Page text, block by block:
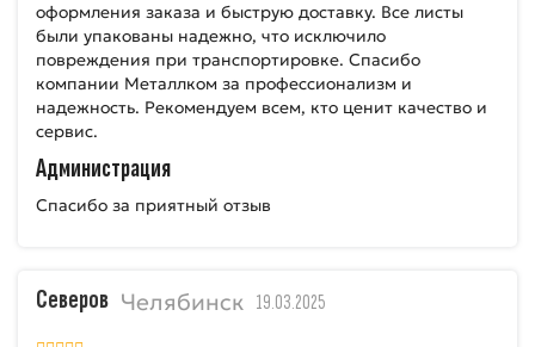
оформления заказа и быструю доставку. Все листы
были упакованы надежно, что исключило
повреждения при транспортировке. Спасибо
компании Металлком за профессионализм и
надежность. Рекомендуем всем, кто ценит качество и
сервис.
Администрация
Спасибо за приятный отзыв
Северов Челябинск 19.03.2025